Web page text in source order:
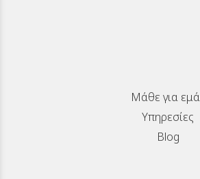
Μάθε για
Υπηρεσίες
Blog